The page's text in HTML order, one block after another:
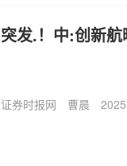
突发.！中:创新
证券时报网 曹晨